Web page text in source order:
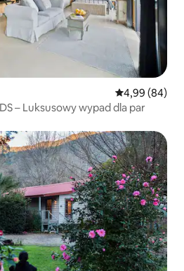
Średnia
4,99 (84)
– Luksusowy wypad dla par
Wybór gości